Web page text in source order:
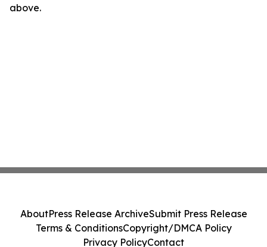
above.
AboutPress Release ArchiveSubmit Press Release
Terms & ConditionsCopyright/DMCA Policy
Privacy PolicyContact